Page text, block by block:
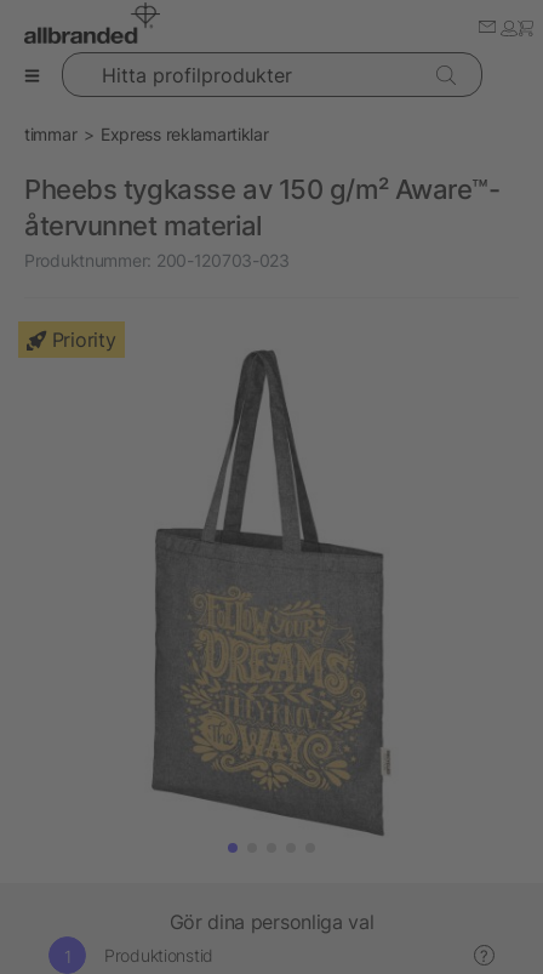
Hitta profilprodukter
timmar Express reklamartiklar
Pheebs tygkasse av 150 g/m² Aware™-
återvunnet material
Produktnummer: 200-120703-023
Priority
Gör dina personliga val
Produktionstid ?